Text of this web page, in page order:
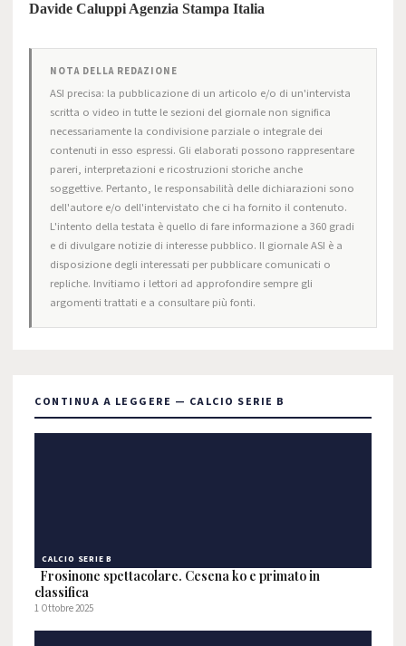
Davide Caluppi Agenzia Stampa Italia
NOTA DELLA REDAZIONE
ASI precisa: la pubblicazione di un articolo e/o di un'intervista
scritta o video in tutte le sezioni del giornale non significa
necessariamente la condivisione parziale o integrale dei
contenuti in esso espressi. Gli elaborati possono rappresentare
pareri, interpretazioni e ricostruzioni storiche anche
soggettive. Pertanto, le responsabilità delle dichiarazioni sono
dell'autore e/o dell'intervistato che ci ha fornito il contenuto.
L'intento della testata è quello di fare informazione a 360 gradi
e di divulgare notizie di interesse pubblico. Il giornale ASI è a
disposizione degli interessati per pubblicare comunicati o
repliche. Invitiamo i lettori ad approfondire sempre gli
argomenti trattati e a consultare più fonti.
CONTINUA A LEGGERE — CALCIO SERIE B
CALCIO SERIE B
Frosinone spettacolare. Cesena ko e primato in
classifica
1 Ottobre 2025